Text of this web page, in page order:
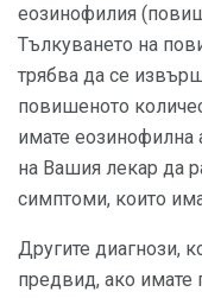
еозинофилия
Тълкуването на
трябва да се
повишеното
имате еозинофилна
на Вашия лекар да
симптоми, които
Другите диагнози,
предвид, ако